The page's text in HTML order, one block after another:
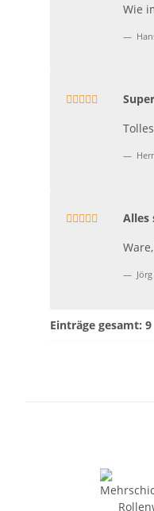
Wie
Alles
Einträge gesamt: 9